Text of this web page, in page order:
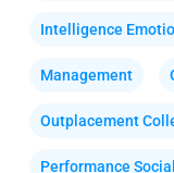
Intelligence
Management
Outplacement
Performance